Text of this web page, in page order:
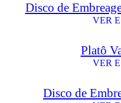
Disco de
VER
Platô
VER
Disco de